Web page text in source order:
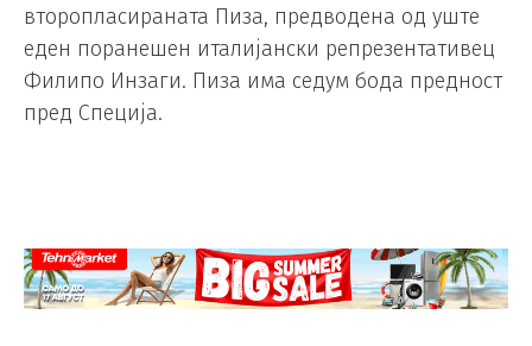
второпласираната Пиза, предводена од уште
еден поранешен италијански репрезентативец
Филипо Инзаги. Пиза има седум бода предност
пред Специја.